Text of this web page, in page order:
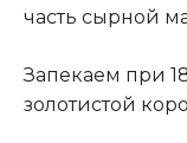
часть сырной
Запекаем при
золотистой